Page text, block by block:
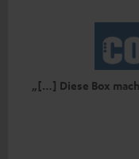
„[…] Diese Box